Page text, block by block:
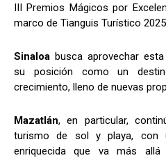
III Premios Mágicos por
marco de Tianguis Turístico
Sinaloa busca aprovechar
su posición como un
crecimiento, lleno de nuevas
Mazatlán, en particular,
turismo de sol y playa, con
enriquecida que va más